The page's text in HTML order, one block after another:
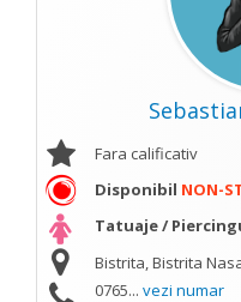
Fara calificativ
Disponibil NON-
Tatuaje /
Bistrita, Bistrita
0765... vezi numar